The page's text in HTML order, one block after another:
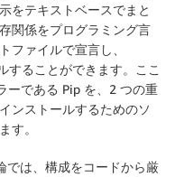
をテキストベースでまと
関係をプログラミング言
ファイルで宣言し、
することができます。ここ
ーである Pip を、2 つの重
ンストールするためのソ
す。
では、構成をコードから厳